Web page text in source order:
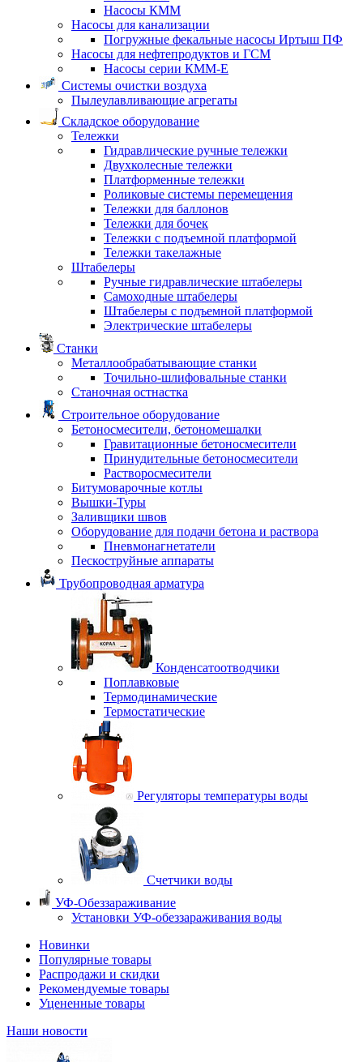
Насосы КММ
Насосы для канализации
Погружные фекальные насосы Иртыш ПФ
Насосы для нефтепродуктов и ГСМ
Насосы серии КММ-Е
Системы очистки воздуха
Пылеулавливающие агрегаты
Складское оборудование
Тележки
Гидравлические ручные тележки
Двухколесные тележки
Платформенные тележки
Роликовые системы перемещения
Тележки для баллонов
Тележки для бочек
Тележки с подъемной платформой
Тележки такелажные
Штабелеры
Ручные гидравлические штабелеры
Самоходные штабелеры
Штабелеры с подъемной платформой
Электрические штабелеры
Станки
Металлообрабатывающие станки
Точильно-шлифовальные станки
Станочная остнастка
Строительное оборудование
Бетоносмесители, бетономешалки
Гравитационные бетоносмесители
Принудительные бетоносмесители
Растворосмесители
Битумоварочные котлы
Вышки-Туры
Заливщики швов
Оборудование для подачи бетона и раствора
Пневмонагнетатели
Пескоструйные аппараты
Трубопроводная арматура
Конденсатоотводчики
Поплавковые
Термодинамические
Термостатические
Регуляторы температуры воды
Счетчики воды
УФ-Обеззараживание
Установки УФ-обеззараживания воды
Новинки
Популярные товары
Распродажи и скидки
Рекомендуемые товары
Уцененные товары
Наши новости